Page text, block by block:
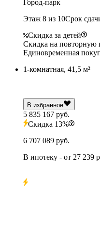
Город-парк
Этаж 8 из 10Срок
Скидка за детей
Скидка на повторную
Единовременная
1-комнатная, 41,5 м²
В избранное
5 835 167 руб.
Скидка 13%
6 707 089 руб.
В ипотеку - от 27 239